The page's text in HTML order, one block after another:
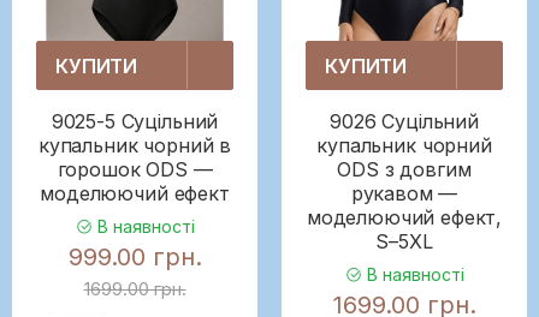
КУПИТИ
9025-5 Суцільний
купальник чорний в
горошок ODS —
моделюючий ефект
В наявності
999.00 грн.
1699.00 грн.
КУПИТИ
9026 Суцільний
купальник чорний
ODS з довгим
рукавом —
моделюючий ефект,
S–5XL
В наявності
1699.00 грн.